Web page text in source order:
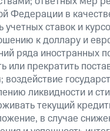
Федерации в
ставок и
к доллару и
ряда иностранных
или прекратить
ликвидности и
текущий
в случае